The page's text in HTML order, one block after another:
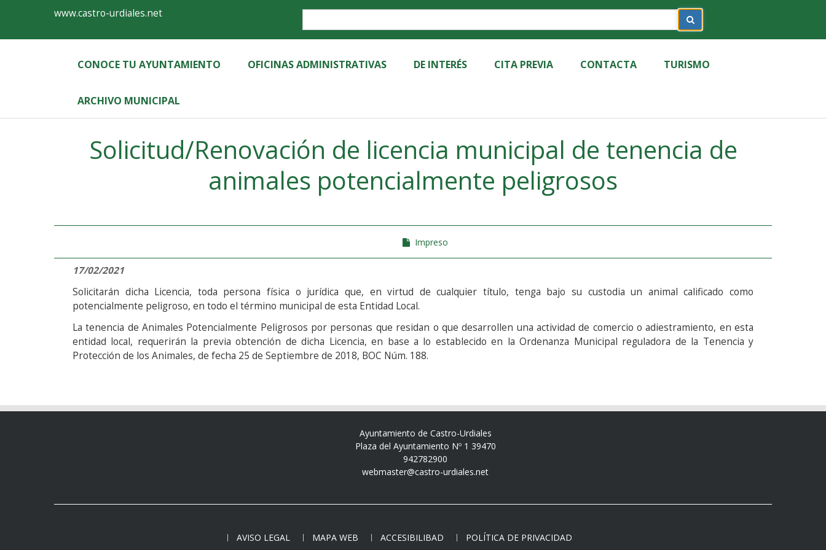
FormularioAyuntamiento
de
Castro-
Urdiales
www.castro-urdiales.net
CONOCE TU AYUNTAMIENTO OFICINAS ADMINISTRATIVAS DE INTERÉS CITA PREVIA CONTACTA TURISMO
ARCHIVO MUNICIPAL
Solicitud/Renovación de licencia municipal de tenencia de
animales potencialmente peligrosos
Impreso
17/02/2021
Solicitarán dicha Licencia, toda persona física o jurídica que, en virtud de cualquier título, tenga bajo su custodia un animal calificado como
potencialmente peligroso, en todo el término municipal de esta Entidad Local.
La tenencia de Animales Potencialmente Peligrosos por personas que residan o que desarrollen una actividad de comercio o adiestramiento, en esta
entidad local, requerirán la previa obtención de dicha Licencia, en base a lo establecido en la Ordenanza Municipal reguladora de la Tenencia y
Protección de los Animales, de fecha 25 de Septiembre de 2018, BOC Núm. 188.
Ayuntamiento de Castro-Urdiales
Plaza del Ayuntamiento Nº 1 39470
942782900
webmaster@castro-urdiales.net
AVISO LEGAL MAPA WEB ACCESIBILIBAD POLÍTICA DE PRIVACIDAD